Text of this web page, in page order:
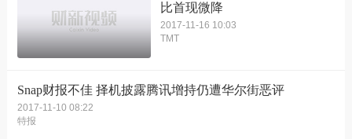
比首现微降
2017-11-16 10:03
TMT
Snap财报不佳 择机披露腾讯增持仍遭华尔街恶评
2017-11-10 08:22
特报